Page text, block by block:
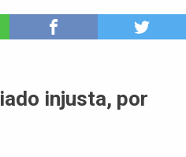
injusta, por